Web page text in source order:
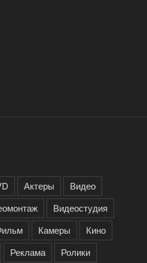
Актеры
Видео
Видеостудия
Камеры
Кино
Реклама
Ролики